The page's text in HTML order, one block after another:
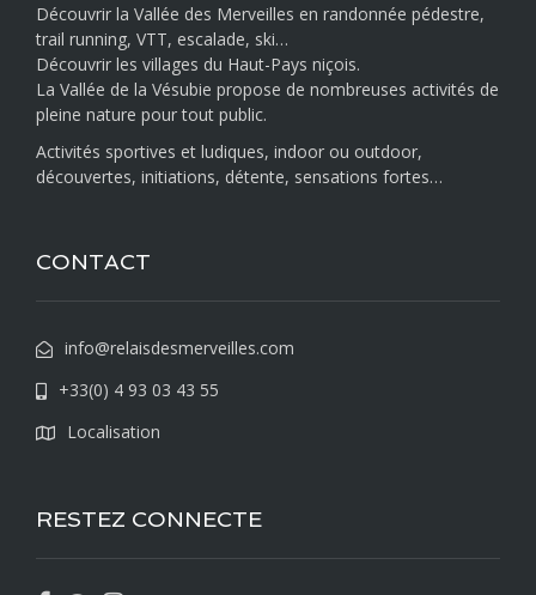
Découvrir la Vallée des Merveilles en randonnée pédestre,
trail running, VTT, escalade, ski…
Découvrir les villages du Haut-Pays niçois.
La Vallée de la Vésubie propose de nombreuses activités de
pleine nature pour tout public.
Activités sportives et ludiques, indoor ou outdoor,
découvertes, initiations, détente, sensations fortes…
CONTACT
info@relaisdesmerveilles.com
+33(0) 4 93 03 43 55
Localisation
RESTEZ CONNECTE